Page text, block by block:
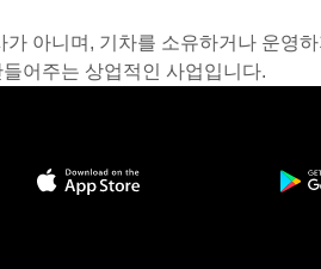
아니며, 기차를 소유하거나 운영
어주는 상업적인 사업입니다.